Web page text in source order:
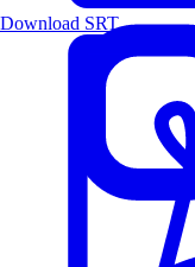
Download SRT